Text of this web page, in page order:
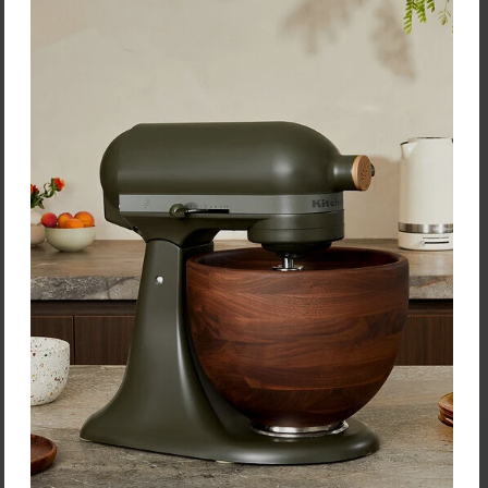
30. 4. 2026
Fanúšikov Victorinox určite poteší článok o